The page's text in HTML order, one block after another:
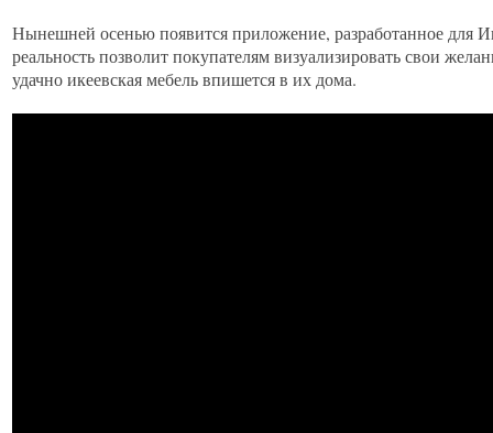
Нынешней осенью появится приложение, разработанное для
реальность позволит покупателям визуализировать свои
удачно икеевская мебель впишется в их дома.